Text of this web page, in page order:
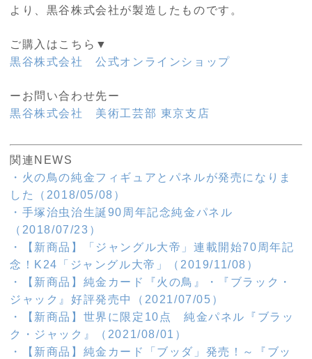
より、黒谷株式会社が製造したものです。
ご購入はこちら▼
黒谷株式会社 公式オンラインショップ
ーお問い合わせ先ー
黒谷株式会社 美術工芸部 東京支店
関連NEWS
・火の鳥の純金フィギュアとパネルが発売になりま
した（2018/05/08）
・手塚治虫治生誕90周年記念純金パネル
（2018/07/23）
・【新商品】「ジャングル大帝」連載開始70周年記
念！K24「ジャングル大帝」（2019/11/08）
・【新商品】純金カード『火の鳥』・『ブラック・
ジャック』好評発売中（2021/07/05）
・【新商品】世界に限定10点 純金パネル『ブラッ
ク・ジャック』（2021/08/01）
・【新商品】純金カード「ブッダ」発売！～『ブッ